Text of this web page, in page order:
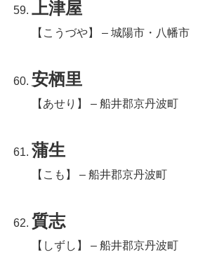
上津屋
【こうづや】 – 城陽市・八幡市
安栖里
【あせり】 – 船井郡京丹波町
蒲生
【こも】 – 船井郡京丹波町
質志
【しずし】 – 船井郡京丹波町